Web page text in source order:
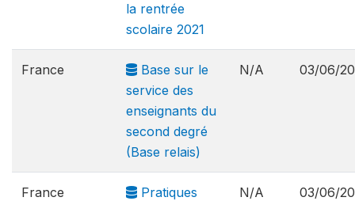
la rentrée
scolaire 2021
France
Base sur le
service des
enseignants du
second degré
(Base relais)
N/A 03/06/
France
Pratiques
N/A 03/06/